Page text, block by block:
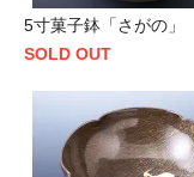
5寸菓子鉢「さがの」
SOLD OUT